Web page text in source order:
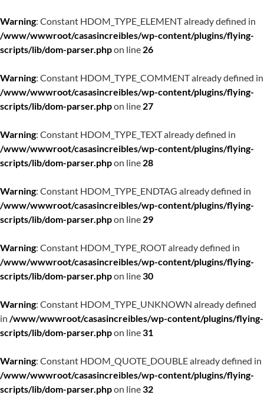
Warning: Constant HDOM_TYPE_ELEMENT already defined in
/www/wwwroot/casasincreibles/wp-content/plugins/flying-
scripts/lib/dom-parser.phpon line 26
Warning: Constant HDOM_TYPE_COMMENT already defined in
/www/wwwroot/casasincreibles/wp-content/plugins/flying-
scripts/lib/dom-parser.phpon line 27
Warning: Constant HDOM_TYPE_TEXT already defined in
/www/wwwroot/casasincreibles/wp-content/plugins/flying-
scripts/lib/dom-parser.phpon line 28
Warning: Constant HDOM_TYPE_ENDTAG already defined in
/www/wwwroot/casasincreibles/wp-content/plugins/flying-
scripts/lib/dom-parser.phpon line 29
Warning: Constant HDOM_TYPE_ROOT already defined in
/www/wwwroot/casasincreibles/wp-content/plugins/flying-
scripts/lib/dom-parser.phpon line30
Warning: Constant HDOM_TYPE_UNKNOWN already defined
in /www/wwwroot/casasincreibles/wp-content/plugins/flying-
scripts/lib/dom-parser.phpon line31
Warning: Constant HDOM_QUOTE_DOUBLE already defined in
/www/wwwroot/casasincreibles/wp-content/plugins/flying-
scripts/lib/dom-parser.phpon line32